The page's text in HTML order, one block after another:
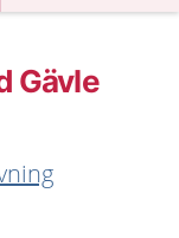
Gävle